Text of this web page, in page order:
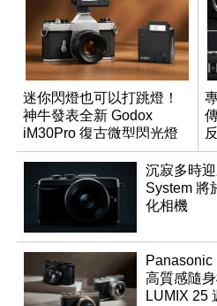
迷你閃燈也可以打跳燈！
神牛發表全新 Godox
iM30Pro 復古微型閃光燈
沉寂多時
System 將
化相機
Panasonic
高質感隨
LUMIX 25